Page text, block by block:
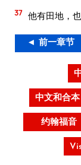
37 他有田地，
◄ 前一章节
中文和合
约翰福音